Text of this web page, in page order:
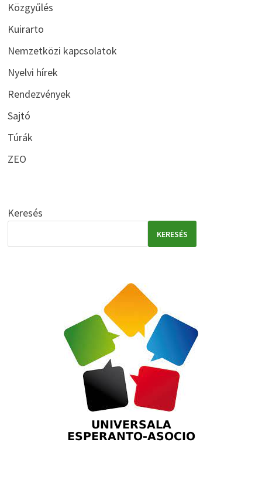
Közgyűlés
Kuirarto
Nemzetközi kapcsolatok
Nyelvi hírek
Rendezvények
Sajtó
Túrák
ZEO
Keresés
KERESÉS